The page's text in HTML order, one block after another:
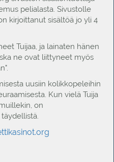
pelialasta. Sivustolle
kirjoittanut sisältöä jo yli 4
Tuijaa, ja lainaten hänen
ne ovat liittyneet myös
uusiin kolikkopeleihin
Kun vielä Tuija
on